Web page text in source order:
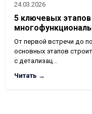
24.03.2026
5 ключевых
От первой встречи до
основных этапов
с детализац…
Читать →